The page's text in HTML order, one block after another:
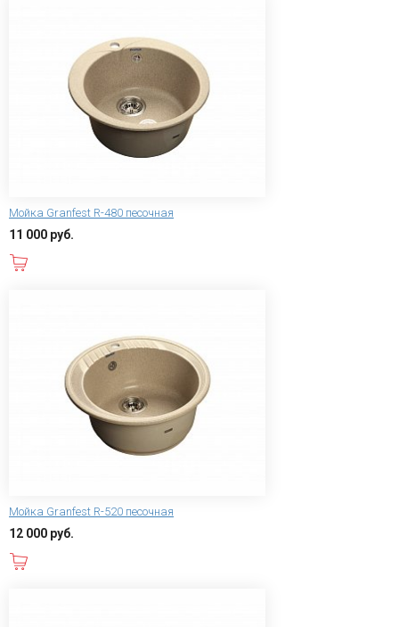
Мойка Granfest R-480 песочная
11 000 руб.
Мойка Granfest R-520 песочная
12 000 руб.